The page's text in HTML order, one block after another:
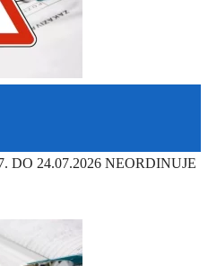
DO 24.07.2026 NEORDINUJE